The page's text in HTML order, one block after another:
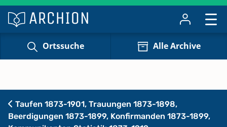
Ortssuche Alle Archive
Taufen 1873-1901, Trauungen 1873-1898,
Beerdigungen 1873-1899, Konfirmanden 1873-1899,